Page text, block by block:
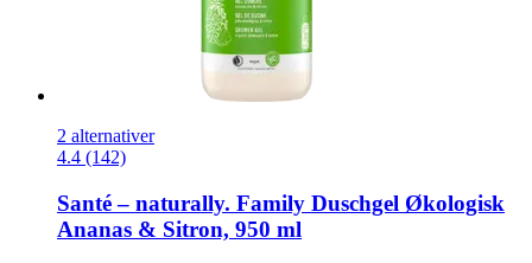
2 alternativer
4.4 (142)
Santé – naturally. Family Duschgel Økologisk
Ananas & Sitron, 950 ml